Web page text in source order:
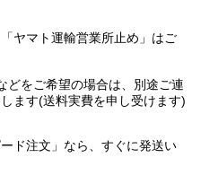
ヤマト運輸営業所止め」はご
どをご希望の場合は、別途ご連
ます(送料実費を申し受けます)
ド注文」なら、すぐに発送い